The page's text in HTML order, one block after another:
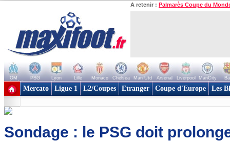
A retenir : Palmarès Coupe du
OM PSG Lyon Lille Monaco Chelsea Man Utd Arsenal Liverpool ManCity
+ de clubs
Mercato Ligue 1 L2/Coupes Etranger Coupe d'Europe Les
Sondage : le PSG doit